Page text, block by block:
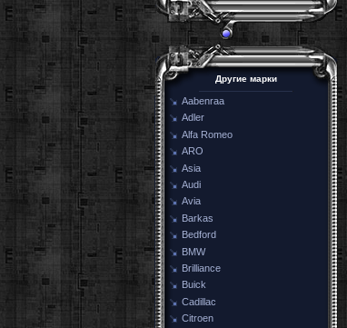
Другие марки
Aabenraa
Adler
Alfa Romeo
ARO
Asia
Audi
Avia
Barkas
Bedford
BMW
Brilliance
Buick
Cadillac
Citroen